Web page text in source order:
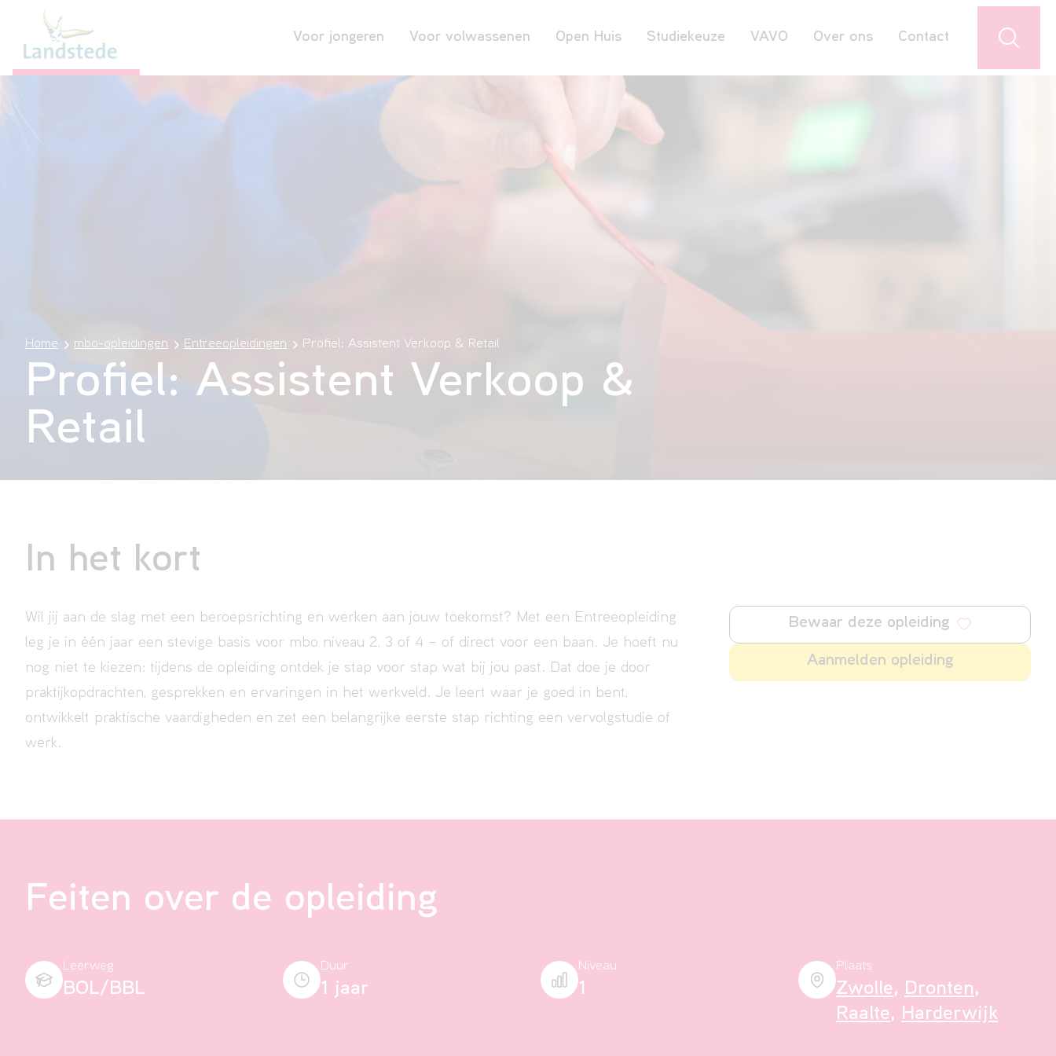
Voor jongeren Voor volwassenen Open Huis Studiekeuze VAVO Over ons Contact
Home mbo-opleidingen Entreeopleidingen Profiel: Assistent Verkoop & Retail
Profiel: Assistent Verkoop &
Retail
In het kort
Wil jij aan de slag met een beroepsrichting en werken aan jouw toekomst? Met een Entreeopleiding
leg je in één jaar een stevige basis voor mbo niveau 2, 3 of 4 – of direct voor een baan. Je hoeft nu
nog niet te kiezen: tijdens de opleiding ontdek je stap voor stap wat bij jou past. Dat doe je door
praktijkopdrachten, gesprekken en ervaringen in het werkveld. Je leert waar je goed in bent,
ontwikkelt praktische vaardigheden en zet een belangrijke eerste stap richting een vervolgstudie of
werk.
Bewaar deze opleiding
Aanmelden opleiding
Feiten over de opleiding
Leerweg
BOL/BBL
Duur
1 jaar
Niveau
1
Plaats
Zwolle, Dronten,
Raalte, Harderwijk